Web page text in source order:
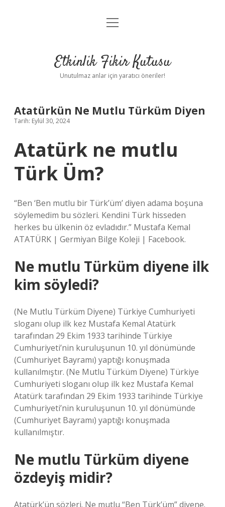
Anasayfa
Yasal Uyarı
menüyü
Etkinlik Fikir Kutusu
Unutulmaz anlar için yaratıcı öneriler!
Atatürkün Ne Mutlu Türküm Diyen
Tarih: Eylül 30, 2024
Atatürk ne mutlu
Türk Üm?
“Ben ‘Ben mutlu bir Türk’üm’ diyen adama boşuna
söylemedim bu sözleri. Kendini Türk hisseden
herkes bu ülkenin öz evladıdır.” Mustafa Kemal
ATATÜRK | Germiyan Bilge Koleji | Facebook.
Ne mutlu Türküm diyene ilk
kim söyledi?
(Ne Mutlu Türküm Diyene) Türkiye Cumhuriyeti
sloganı olup ilk kez Mustafa Kemal Atatürk
tarafından 29 Ekim 1933 tarihinde Türkiye
Cumhuriyeti’nin kuruluşunun 10. yıl dönümünde
(Cumhuriyet Bayramı) yaptığı konuşmada
kullanılmıştır. (Ne Mutlu Türküm Diyene) Türkiye
Cumhuriyeti sloganı olup ilk kez Mustafa Kemal
Atatürk tarafından 29 Ekim 1933 tarihinde Türkiye
Cumhuriyeti’nin kuruluşunun 10. yıl dönümünde
(Cumhuriyet Bayramı) yaptığı konuşmada
kullanılmıştır.
Ne mutlu Türküm diyene
özdeyiş midir?
Atatürk’ün sözleri. Ne mutlu “Ben Türk’üm” diyene.